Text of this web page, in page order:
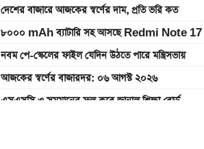
দেশের বাজারে আজকের স্বর্ণের দাম, প্রতি ভরি কত
৮০০০ mAh ব্যাটারি সহ আসছে Redmi Note 17
নবম পে-স্কেলের ফাইল যেদিন উঠতে পারে মন্ত্রিসভায়
আজকের স্বর্ণের বাজারদর: ০৬ আগস্ট ২০২৬
এসএসসি ও সমমানের ফল কবে জানাল শিক্ষা বোর্ড